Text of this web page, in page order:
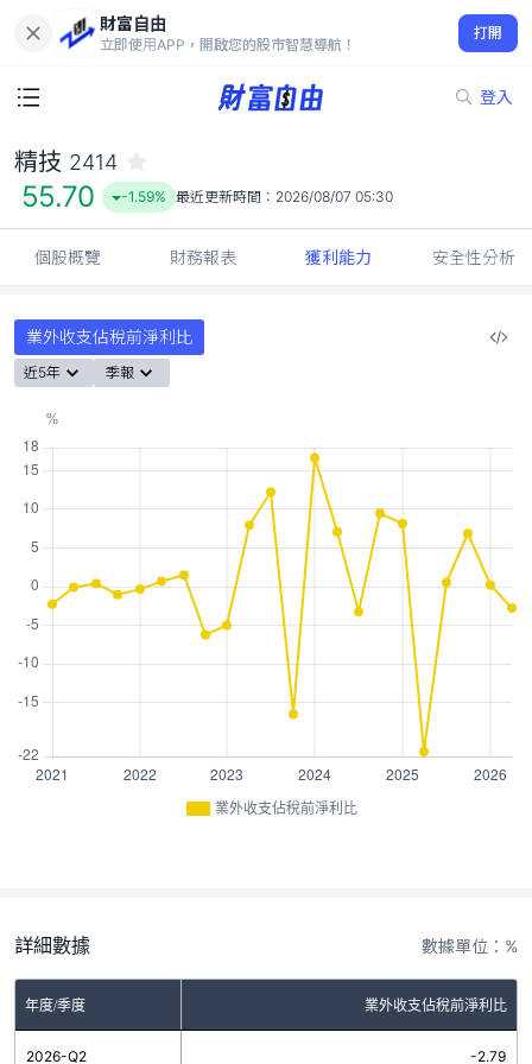
財富自由
立即使用APP，開啟您的股市智慧導航！
打開
登入
55.70
-1.59%
精技 2414
55.70 -1.59% 最近更新時間： 2026/08/07 05:30
個股概覽 財務報表 獲利能力 安全性分析
業外收支佔稅前淨利比
近5年 季報
業外收支佔稅前淨利比
詳細數據 數據單位：%
年度/季度 業外收支佔稅前淨利比
2026-Q2 -2.79